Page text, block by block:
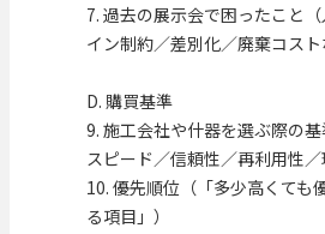
7. 過去の展示会で困ったこと
イン制約／差別化／廃棄コスト
D. 購買基準
9. 施工会社や什器を選ぶ際の
スピード／信頼性／再利用性／
10. 優先順位（「多少高くても
る項目」）